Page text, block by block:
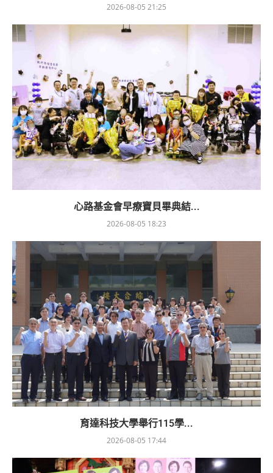
2026-08-05 21:25
心路基金會早療寶貝畢典結...
2026-08-05 18:23
育達科技大學舉行115學...
2026-08-05 17:44